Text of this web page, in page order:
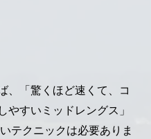
、「驚くほど速くて、コ
やすいミッドレングス」
テクニックは必要ありま